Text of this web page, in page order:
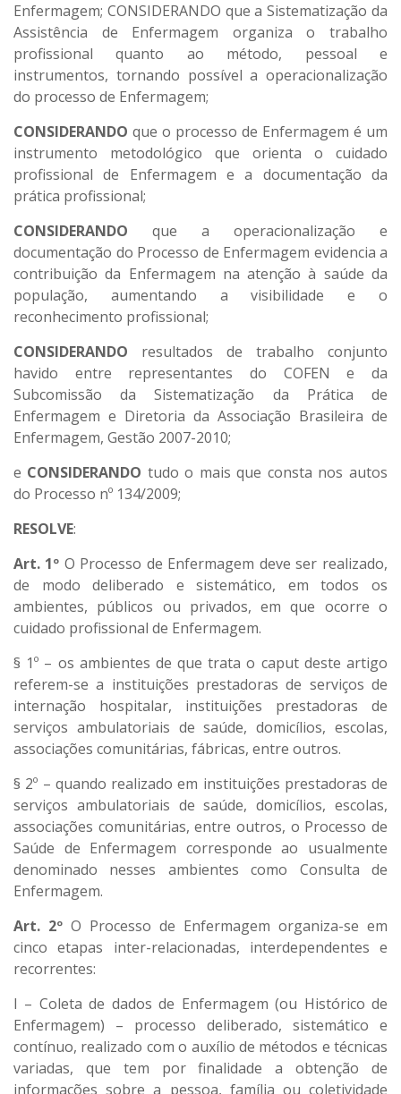
Enfermagem; CONSIDERANDO que a Sistematização da
Assistência de Enfermagem organiza o trabalho
profissional quanto ao método, pessoal e
instrumentos, tornando possível a operacionalização
do processo de Enfermagem;
CONSIDERANDO que o processo de Enfermagem é um
instrumento metodológico que orienta o cuidado
profissional de Enfermagem e a documentação da
prática profissional;
CONSIDERANDO que a operacionalização e
documentação do Processo de Enfermagem evidencia a
contribuição da Enfermagem na atenção à saúde da
população, aumentando a visibilidade e o
reconhecimento profissional;
CONSIDERANDO resultados de trabalho conjunto
havido entre representantes do COFEN e da
Subcomissão da Sistematização da Prática de
Enfermagem e Diretoria da Associação Brasileira de
Enfermagem, Gestão 2007-2010;
e CONSIDERANDO tudo o mais que consta nos autos
do Processo nº 134/2009;
RESOLVE:
Art. 1º O Processo de Enfermagem deve ser realizado,
de modo deliberado e sistemático, em todos os
ambientes, públicos ou privados, em que ocorre o
cuidado profissional de Enfermagem.
§ 1º – os ambientes de que trata o caput deste artigo
referem-se a instituições prestadoras de serviços de
internação hospitalar, instituições prestadoras de
serviços ambulatoriais de saúde, domicílios, escolas,
associações comunitárias, fábricas, entre outros.
§ 2º – quando realizado em instituições prestadoras de
serviços ambulatoriais de saúde, domicílios, escolas,
associações comunitárias, entre outros, o Processo de
Saúde de Enfermagem corresponde ao usualmente
denominado nesses ambientes como Consulta de
Enfermagem.
Art. 2º O Processo de Enfermagem organiza-se em
cinco etapas inter-relacionadas, interdependentes e
recorrentes:
I – Coleta de dados de Enfermagem (ou Histórico de
Enfermagem) – processo deliberado, sistemático e
contínuo, realizado com o auxílio de métodos e técnicas
variadas, que tem por finalidade a obtenção de
informações sobre a pessoa, família ou coletividade